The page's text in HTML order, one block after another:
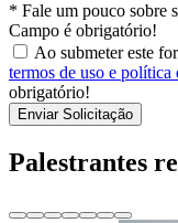
* Fale um pouco sobre
Campo é obrigatório!
Ao submeter este
termos de uso e política
obrigatório!
Enviar Solicitação
Palestrantes